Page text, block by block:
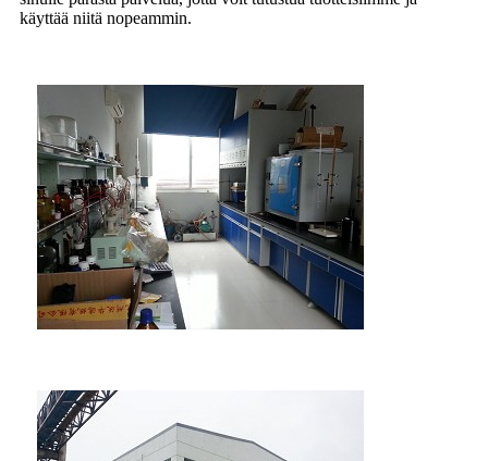
käyttää niitä nopeammin.